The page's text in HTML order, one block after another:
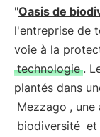
"Oasis de
l'entreprise de
voie à la
technologie .
plantés dans
Mezzago , une
biodiversité et